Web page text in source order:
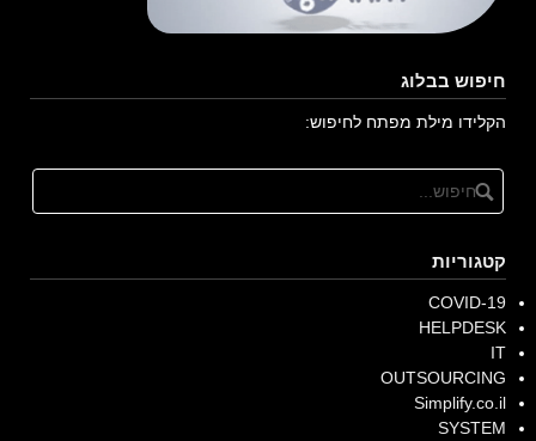
חיפוש בבלוג
הקלידו מילת מפתח לחיפוש:
קטגוריות
COVID-19
HELPDESK
IT
OUTSOURCING
Simplify.co.il
SYSTEM